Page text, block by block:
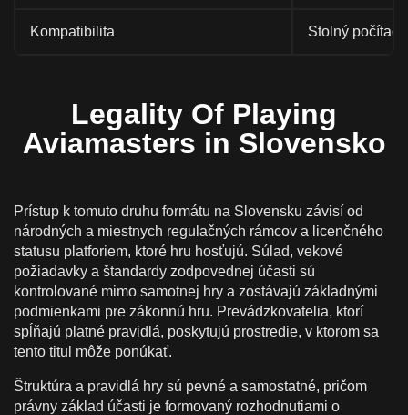
Kompatibilita Stolný počítač,
Legality Of Playing
Aviamasters in Slovensko
Prístup k tomuto druhu formátu na Slovensku závisí od
národných a miestnych regulačných rámcov a licenčného
statusu platforiem, ktoré hru hosťujú. Súlad, vekové
požiadavky a štandardy zodpovednej účasti sú
kontrolované mimo samotnej hry a zostávajú základnými
podmienkami pre zákonnú hru. Prevádzkovatelia, ktorí
spĺňajú platné pravidlá, poskytujú prostredie, v ktorom sa
tento titul môže ponúkať.
Štruktúra a pravidlá hry sú pevné a samostatné, pričom
právny základ účasti je formovaný rozhodnutiami o